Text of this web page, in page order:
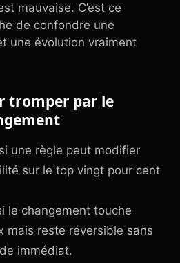
mauvaise. C’est ce
de confondre une
une évolution vraiment
tromper par le
une règle peut modifier
sur le top vingt pour cent
le changement touche
mais reste réversible sans
immédiat.